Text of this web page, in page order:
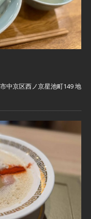
中京区西ノ京星池町149 地